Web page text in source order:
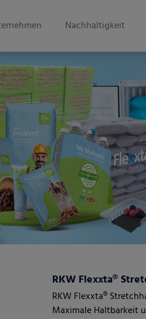
Nachhaltigkeit
RKW Flexxta®
RKW Flexxta®
Maximale Haltbarkeit